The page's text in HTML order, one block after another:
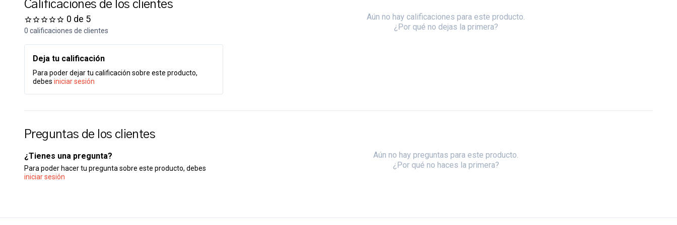
Calificaciones de los clientes
0 de 5
0 calificaciones de clientes
Deja tu calificación
Para poder dejar tu calificación sobre este producto,
debes iniciar sesión
Aún no hay calificaciones para este producto.
¿Por qué no dejas la primera?
Preguntas de los clientes
¿Tienes una pregunta?
Para poder hacer tu pregunta sobre este producto, debes
iniciar sesión
Aún no hay preguntas para este producto.
¿Por qué no haces la primera?